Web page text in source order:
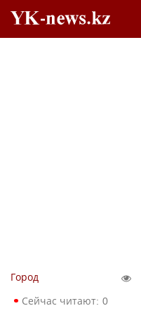
Город
Сейчас читают: 0